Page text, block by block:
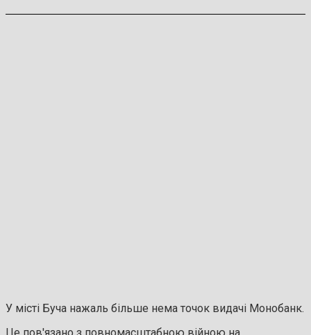
У місті Буча нажаль більше нема точок видачі Монобанк.